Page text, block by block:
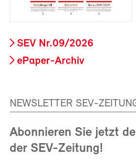
SEV Nr.09/2026
ePaper-Archiv
NEWSLETTER SEV-
Abonnieren Sie jetzt
der SEV-Zeitung!